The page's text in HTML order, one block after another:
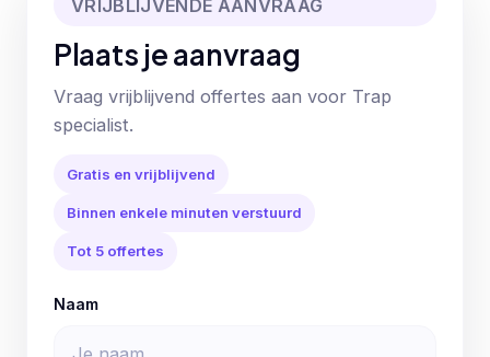
VRIJBLIJVENDE AANVRAAG
Plaats je aanvraag
Vraag vrijblijvend offertes aan voor Trap
specialist.
Gratis en vrijblijvend
Binnen enkele minuten verstuurd
Tot 5 offertes
Naam